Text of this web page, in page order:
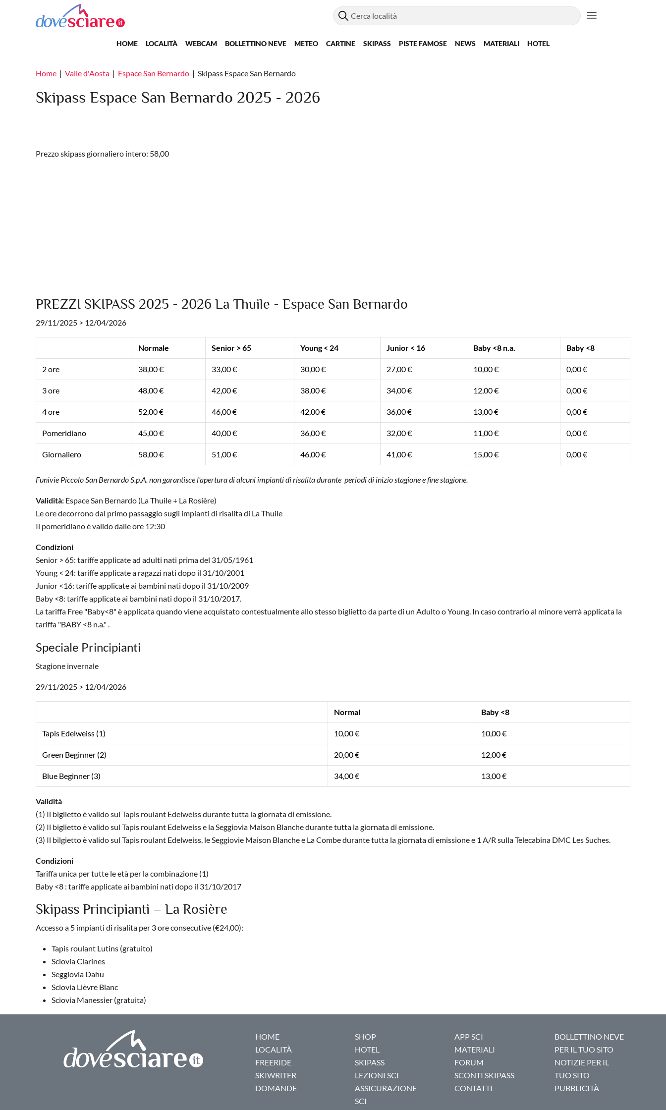
Salta al contenuto principale
Main navigation
HOME LOCALITÀ WEBCAM BOLLETTINO NEVE METEO CARTINE SKIPASS PISTE FAMOSE NEWS MATERIALI HOTEL
Home Valle d'Aosta Espace San Bernardo Skipass Espace San Bernardo
Skipass Espace San Bernardo 2025 - 2026
Prezzo skipass giornaliero intero: 58,00
PREZZI SKIPASS 2025 - 2026 La Thuile - Espace San Bernardo
29/11/2025 > 12/04/2026
Normale Senior > 65 Young < 24 Junior < 16 Baby <8 n.a. Baby <8
2 ore 38,00 € 33,00 € 30,00 € 27,00 € 10,00 € 0,00 €
3 ore 48,00 € 42,00 € 38,00 € 34,00 € 12,00 € 0,00 €
4 ore 52,00 € 46,00 € 42,00 € 36,00 € 13,00 € 0,00 €
Pomeridiano 45,00 € 40,00 € 36,00 € 32,00 € 11,00 € 0,00 €
Giornaliero 58,00 € 51,00 € 46,00 € 41,00 € 15,00 € 0,00 €
Funivie Piccolo San Bernardo S.p.A. non garantisce l'apertura di alcuni impianti di risalita durante periodi di inizio stagione e fine stagione.
Validità: Espace San Bernardo (La Thuile + La Rosière)
Le ore decorrono dal primo passaggio sugli impianti di risalita di La Thuile
Il pomeridiano è valido dalle ore 12:30
Condizioni
Senior > 65: tariffe applicate ad adulti nati prima del 31/05/1961
Young < 24: tariffe applicate a ragazzi nati dopo il 31/10/2001
Junior <16: tariffe applicate ai bambini nati dopo il 31/10/2009
Baby <8: tariffe applicate ai bambini nati dopo il 31/10/2017.
La tariffa Free "Baby<8" è applicata quando viene acquistato contestualmente allo stesso biglietto da parte di un Adulto o Young. In caso contrario al minore verrà applicata la
tariffa "BABY <8 n.a." .
Speciale Principianti
Stagione invernale
29/11/2025 > 12/04/2026
Normal Baby <8
Tapis Edelweiss (1) 10,00 € 10,00 €
Green Beginner (2) 20,00 € 12,00 €
Blue Beginner (3) 34,00 € 13,00 €
Validità
(1) Il biglietto è valido sul Tapis roulant Edelweiss durante tutta la giornata di emissione.
(2) Il biglietto è valido sul Tapis roulant Edelweiss e la Seggiovia Maison Blanche durante tutta la giornata di emissione.
(3) Il bilgietto è valido sul Tapis roulant Edelweiss, le Seggiovie Maison Blanche e La Combe durante tutta la giornata di emissione e 1 A/R sulla Telecabina DMC Les Suches.
Condizioni
Tariffa unica per tutte le età per la combinazione (1)
Baby <8 : tariffe applicate ai bambini nati dopo il 31/10/2017
Skipass Principianti – La Rosière
Accesso a 5 impianti di risalita per 3 ore consecutive (€24,00):
Tapis roulant Lutins (gratuito)
Sciovia Clarines
Seggiovia Dahu
Sciovia Lièvre Blanc
Sciovia Manessier (gratuita)
HOME
LOCALITÀ
FREERIDE
SKIWRITER
DOMANDE
SHOP
HOTEL
SKIPASS
LEZIONI SCI
ASSICURAZIONE
SCI
APP SCI
MATERIALI
FORUM
SCONTI SKIPASS
CONTATTI
BOLLETTINO NEVE
PER IL TUO SITO
NOTIZIE PER IL
TUO SITO
PUBBLICITÀ